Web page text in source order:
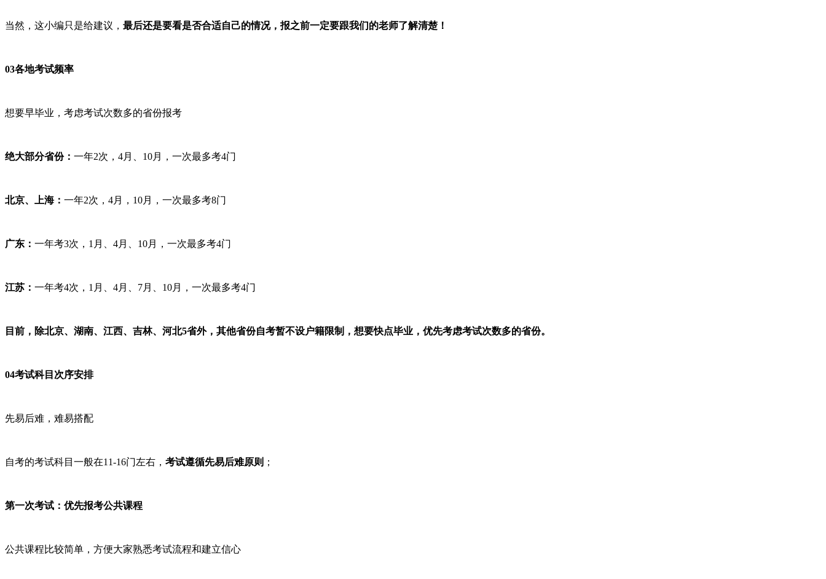
当然，这小编只是给建议， 最后还是要看是否合适自己的情况，报之前一定要跟我们的老师了解清楚！
03各地考试频率
想要早毕业，考虑考试次数多的省份报考
绝大部分省份： 一年2次，4月、10月，一次最多考4门
北京、上海： 一年2次，4月，10月，一次最多考8门
广东： 一年考3次，1月、4月、10月，一次最多考4门
江苏： 一年考4次，1月、4月、7月、10月，一次最多考4门
目前，除北京、湖南、江西、吉林、河北5省外，其他省份自考暂不设户籍限制，想要快点毕业，优先考虑考试次数多的省份。
04考试科目次序安排
先易后难，难易搭配
自考的考试科目一般在11-16门左右， 考试遵循先易后难原则 ；
第一次考试：优先报考公共课程
公共课程比较简单，方便大家熟悉考试流程和建立信心